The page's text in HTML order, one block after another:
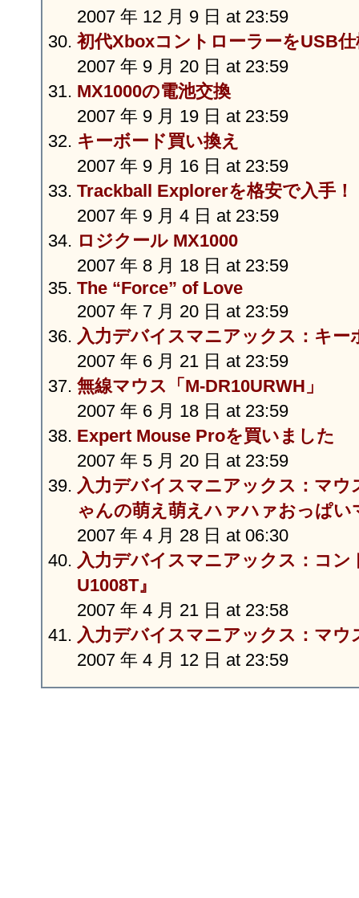
2007 年 12 月 9 日 at 23:59
初代XboxコントローラーをUSB
2007 年 9 月 20 日 at 23:59
MX1000の電池交換
2007 年 9 月 19 日 at 23:59
キーボード買い換え
2007 年 9 月 16 日 at 23:59
Trackball Explorerを格安で入手！
2007 年 9 月 4 日 at 23:59
ロジクール MX1000
2007 年 8 月 18 日 at 23:59
The “Force” of Love
2007 年 7 月 20 日 at 23:59
入力デバイスマニアックス：キー
2007 年 6 月 21 日 at 23:59
無線マウス「M-DR10URWH」
2007 年 6 月 18 日 at 23:59
Expert Mouse Proを買いました
2007 年 5 月 20 日 at 23:59
入力デバイスマニアックス：マ
ゃんの萌え萌えハァハァおっぱい
2007 年 4 月 28 日 at 06:30
入力デバイスマニアックス：コン
U1008T』
2007 年 4 月 21 日 at 23:58
入力デバイスマニアックス：マウ
2007 年 4 月 12 日 at 23:59